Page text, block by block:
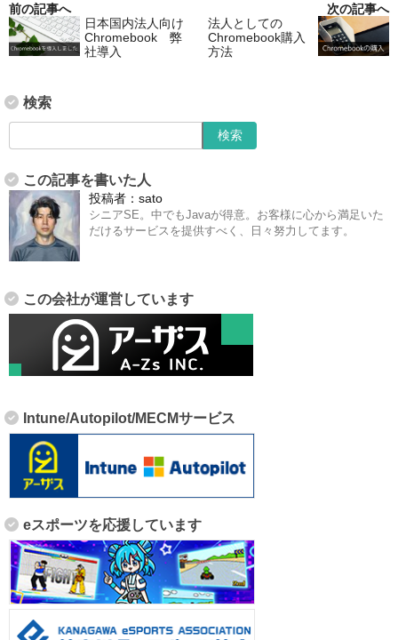
前の記事へ
日本国内法人向け
Chromebook 弊
社導入
次の記事へ
法人としての
Chromebook購入
方法
検索
この記事を書いた人
投稿者： sato
シニアSE。中でもJavaが得意。お客様に心から満足いた
だけるサービスを提供すべく、日々努力してます。
この会社が運営しています
Intune/Autopilot/MECMサービス
eスポーツを応援しています